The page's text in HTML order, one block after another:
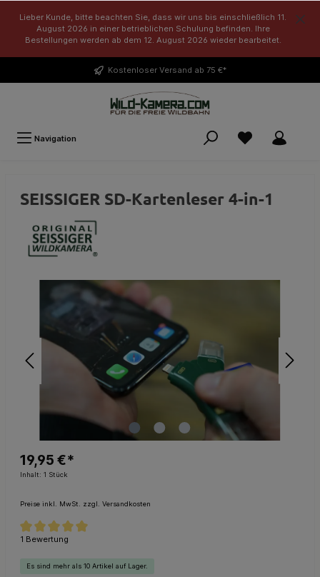
Lieber Kunde, bitte beachten Sie, dass wir uns bis einschließlich 11.
August 2026 in einer betrieblichen Schulung befinden. Ihre
Bestellungen werden ab dem 12. August 2026 wieder bearbeitet.
Kostenloser Versand ab 75 €*
Navigation
SEISSIGER SD-Kartenleser 4-in-1
19,95 €*
Inhalt: 1 Stück
Preise inkl. MwSt. zzgl. Versandkosten
1 Bewertung
Es sind mehr als 10 Artikel auf Lager.